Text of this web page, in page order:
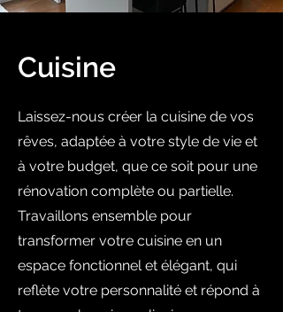
Cuisine
Laissez-nous créer la cuisine de vos
rêves, adaptée à votre style de vie et
à votre budget, que ce soit pour une
rénovation complète ou partielle.
Travaillons ensemble pour
transformer votre cuisine en un
espace fonctionnel et élégant, qui
reflète votre personnalité et répond à